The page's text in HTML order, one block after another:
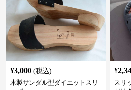
¥3,000 (税込)
木製サンダル型ダイエットスリ
¥
スリ